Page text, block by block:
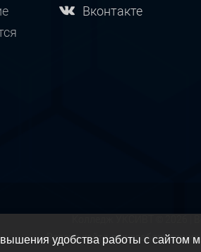
Вконтакте
Версия сайта для слабовидящих
удобства работы с сайтом